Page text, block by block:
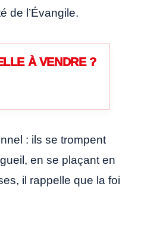
de l’Évangile.
À VENDRE ?
: ils se trompent
en se plaçant en
il rappelle que la foi